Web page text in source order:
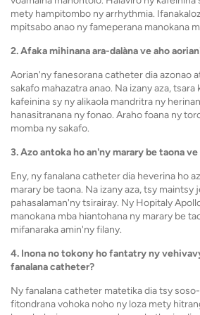
mety hampitombo ny arrhythmia.
mpitsabo anao ny fameperana manokana
2. Afaka mihinana ara-dalàna ve aho
Aorian'ny fanesorana catheter dia azonao
sakafo mahazatra anao. Na izany aza,
kafeinina sy ny alikaola mandritra ny
hanasitranana ny fonao. Araho foana ny
momba ny sakafo.
3. Azo antoka ho an'ny marary be taona
Eny, ny fanalana catheter dia heverina ho
marary be taona. Na izany aza, tsy maintsy
pahasalaman'ny tsirairay. Ny Hopitaly
manokana mba hiantohana ny marary be
mifanaraka amin'ny filany.
4. Inona no tokony ho fantatry ny
fanalana catheter?
Ny fanalana catheter matetika dia tsy
fitondrana vohoka noho ny loza mety